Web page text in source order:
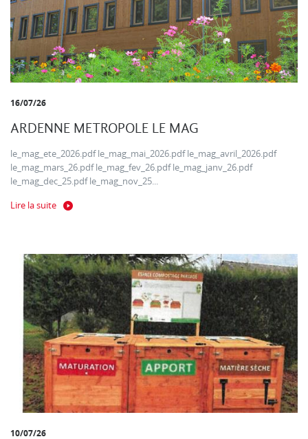
16/07/26
ARDENNE METROPOLE LE MAG
le_mag_ete_2026.pdf le_mag_mai_2026.pdf le_mag_avril_2026.pdf
le_mag_mars_26.pdf le_mag_fev_26.pdf le_mag_janv_26.pdf
le_mag_dec_25.pdf le_mag_nov_25...
Lire la suite
10/07/26